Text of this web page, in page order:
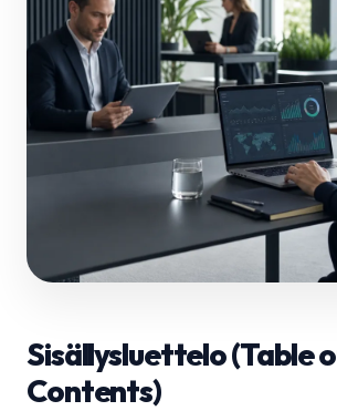
Sisällysluettelo (Table
Contents)